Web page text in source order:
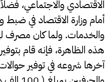
الاقتصادي والاجتماعي،
أمام وزارة الاقتصاد في ضبط
والخدمات. ولما كان مصرف
هذه الظاهرة، فإنه قام
آخرها شروعه في توفير